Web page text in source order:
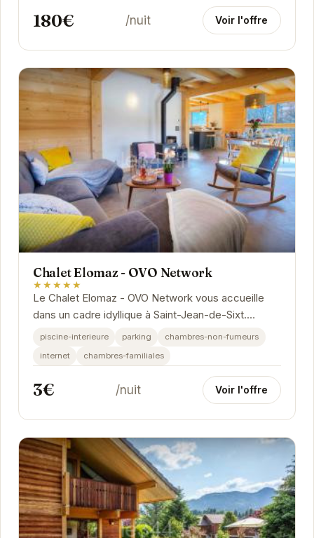
180€ /nuit Voir l'offre
Chalet Elomaz - OVO Network
★★★★★
Le Chalet Elomaz - OVO Network vous accueille
dans un cadre idyllique à Saint-Jean-de-Sixt.
Profitez d'une expérience unique alliant confort...
piscine-interieure parking
chambres-non-fumeurs
internet
chambres-familiales
3€ /nuit Voir l'offre